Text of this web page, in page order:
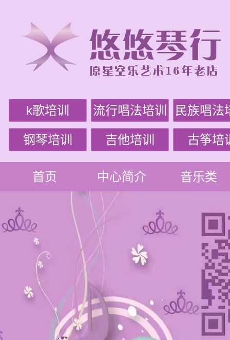
k歌培训 流行唱法培训 民族唱法
钢琴培训 吉他培训 古筝培
首页 中心简介 音乐类